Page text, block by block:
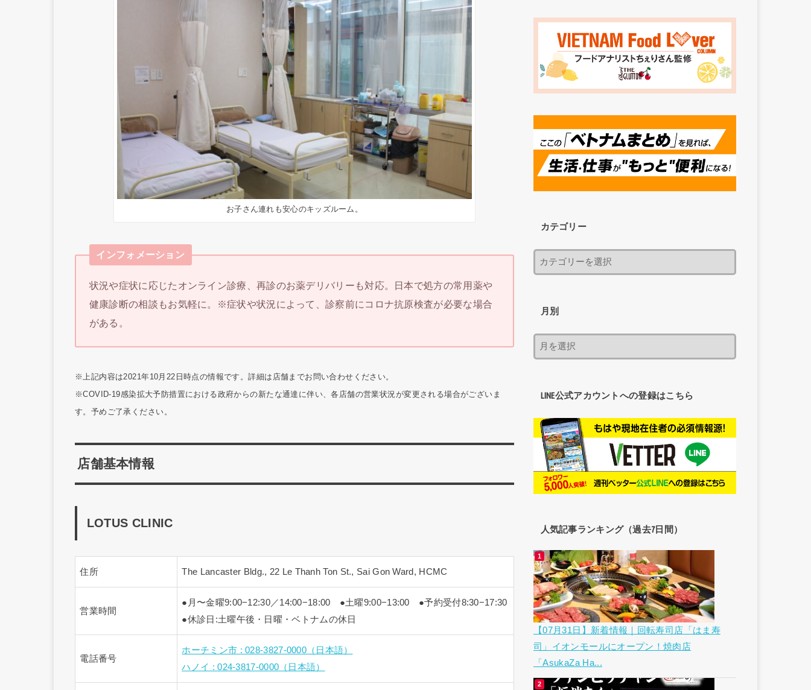
お子さん連れも安心のキッズルーム。
インフォメーション
状況や症状に応じたオンライン診療、再診のお薬デリバリーも対応。日本で処方の常用薬や
健康診断の相談もお気軽に。※症状や状況によって、診察前にコロナ抗原検査が必要な場合
がある。
※上記内容は2021年10月22日時点の情報です。詳細は店舗までお問い合わせください。
※COVID-19感染拡大予防措置における政府からの新たな通達に伴い、各店舗の営業状況が変更される場合がございま
す。予めご了承ください。
店舗基本情報
LOTUS CLINIC
住所 The Lancaster Bldg., 22 Le Thanh Ton St., Sai Gon Ward, HCMC
営業時間
●月〜金曜9:00−12:30／14:00−18:00 ●土曜9:00−13:00 ●予約受付8:30−17:30
●休診日:土曜午後・日曜・ベトナムの休日
電話番号
ホーチミン市 : 028-3827-0000（日本語）
ハノイ : 024-3817-0000（日本語）
カテゴリー
月別
LINE公式アカウントへの登録はこちら
人気記事ランキング（過去7日間）
【07月31日】新着情報｜回転寿司店「はま寿
司」イオンモールにオープン！焼肉店
「AsukaZa Ha...